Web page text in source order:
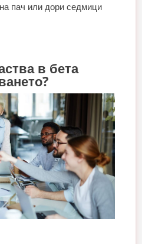
пач или дори седмици
в бета